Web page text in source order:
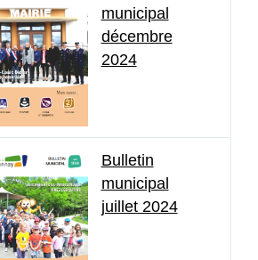
municipal
décembre
2024
Bulletin
municipal
juillet 2024